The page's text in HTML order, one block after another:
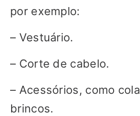
por exemplo:
– Vestuário.
– Corte de cabelo.
– Acessórios, como
brincos.